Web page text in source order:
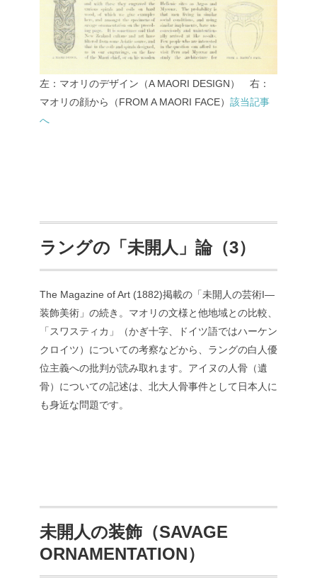
左：マオリのデザイン（A MAORI DESIGN） 右：
マオリの顔から（FROM A MAORI FACE） 該当記事
へ
ラングの「未開人」論（3）
The Magazine of Art (1882)掲載の「未開人の芸術I—
装飾美術」の続き。マオリの文様と他地域との比較、
「スワスティカ」（かぎ十字、ドイツ語ではハーケン
クロイツ）についての考察などから、ラングの白人優
位主義への批判が読み取れます。アイヌの人骨（遺
骨）についての記述は、北大人骨事件として日本人に
も身近な問題です。
未開人の装飾（SAVAGE
ORNAMENTATION）